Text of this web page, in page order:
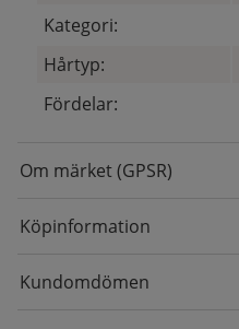
Kategori:
Hårtyp:
Fördelar:
Om märket (GPSR)
Köpinformation
Kundomdömen